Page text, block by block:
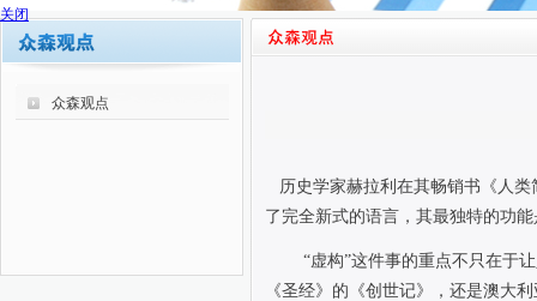
众森观点
历史学家赫拉利在其畅销书《人
了完全新式的语言，其最独特的功
“虚构”这件事的重点不只在于
《圣经》的《创世记》，还是澳大
关闭